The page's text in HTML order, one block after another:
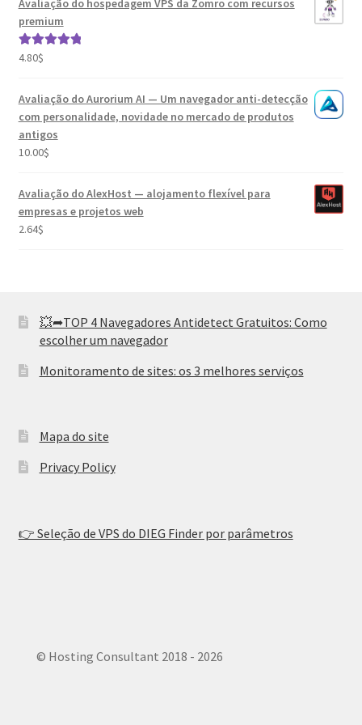
Avaliação do hospedagem VPS da Zomro com recursos
premium
Avaliação
4.80$
Avaliação do Aurorium AI — Um navegador anti-detecção
com personalidade, novidade no mercado de produtos
antigos
10.00$
Avaliação do AlexHost — alojamento flexível para
empresas e projetos web
2.64$
💥➦TOP 4 Navegadores Antidetect Gratuitos: Como
escolher um navegador
Monitoramento de sites: os 3 melhores serviços
Mapa do site
Privacy Policy
👉 Seleção de VPS do DIEG Finder por parâmetros
© Hosting Consultant 2018 - 2026